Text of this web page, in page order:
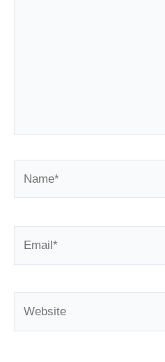
Name*
Email*
Website